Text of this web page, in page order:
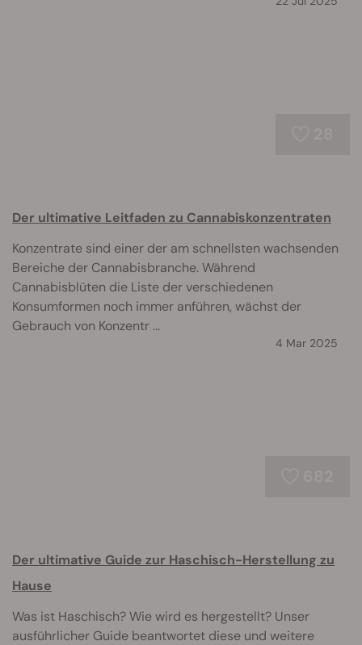
Der ultimative Leitfaden zu Cannabiskonzentraten
Konzentrate sind einer der am schnellsten wachsenden
Bereiche der Cannabisbranche. Während
Cannabisblüten die Liste der verschiedenen
Konsumformen noch immer anführen, wächst der
Gebrauch von Konzentr ...
4 Mar 2025
Der ultimative Guide zur Haschisch-Herstellung zu
Hause
Was ist Haschisch? Wie wird es hergestellt? Unser
ausführlicher Guide beantwortet diese und weitere